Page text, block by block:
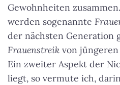
Gewohnheiten
werden sogenannte
der nächsten Generation
Frauenstreik von
Ein zweiter Aspekt der
liegt, so vermute ich,